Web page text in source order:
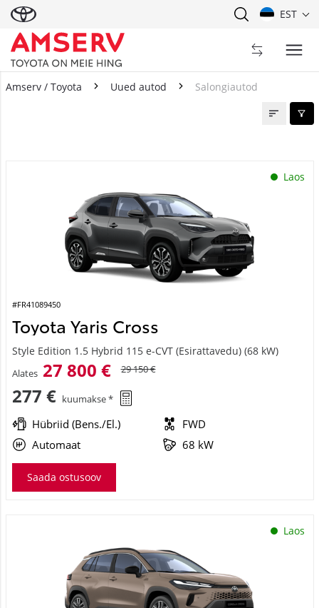
EST
Amserv / Toyota Uued autod Salongiautod
Laos
#FR41089450
Toyota Yaris Cross
Style Edition 1.5 Hybrid 115 e-CVT (Esirattavedu) (68 kW)
Alates 27 800 € 29 150 €
277 € kuumakse *
Hübriid (Bens./El.)
FWD
Automaat
68 kW
Saada ostusoov
Laos